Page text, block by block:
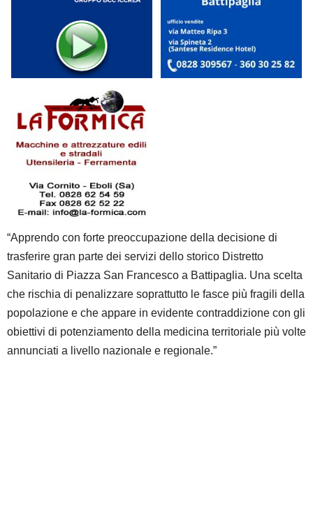
“Apprendo con forte preoccupazione della decisione di
trasferire gran parte dei servizi dello storico Distretto
Sanitario di Piazza San Francesco a Battipaglia. Una scelta
che rischia di penalizzare soprattutto le fasce più fragili della
popolazione e che appare in evidente contraddizione con gli
obiettivi di potenziamento della medicina territoriale più volte
annunciati a livello nazionale e regionale.”